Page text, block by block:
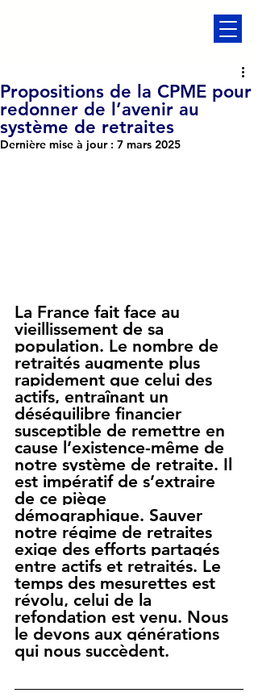
Propositions de la CPME pour
redonner de l’avenir au
système de retraites
Dernière mise à jour : 7 mars 2025
La France fait face au
vieillissement de sa
population. Le nombre de
retraités augmente plus
rapidement que celui des
actifs, entraînant un
déséquilibre financier
susceptible de remettre en
cause l’existence-même de
notre système de retraite. Il
est impératif de s’extraire
de ce piège
démographique. Sauver
notre régime de retraites
exige des efforts partagés
entre actifs et retraités. Le
temps des mesurettes est
révolu, celui de la
refondation est venu. Nous
le devons aux générations
qui nous succèdent.